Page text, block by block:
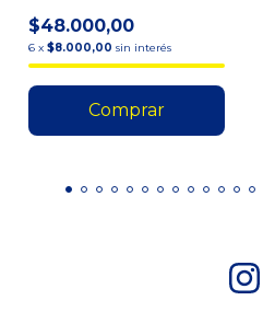
$48.000,00
6 x $8.000,00 sin interés